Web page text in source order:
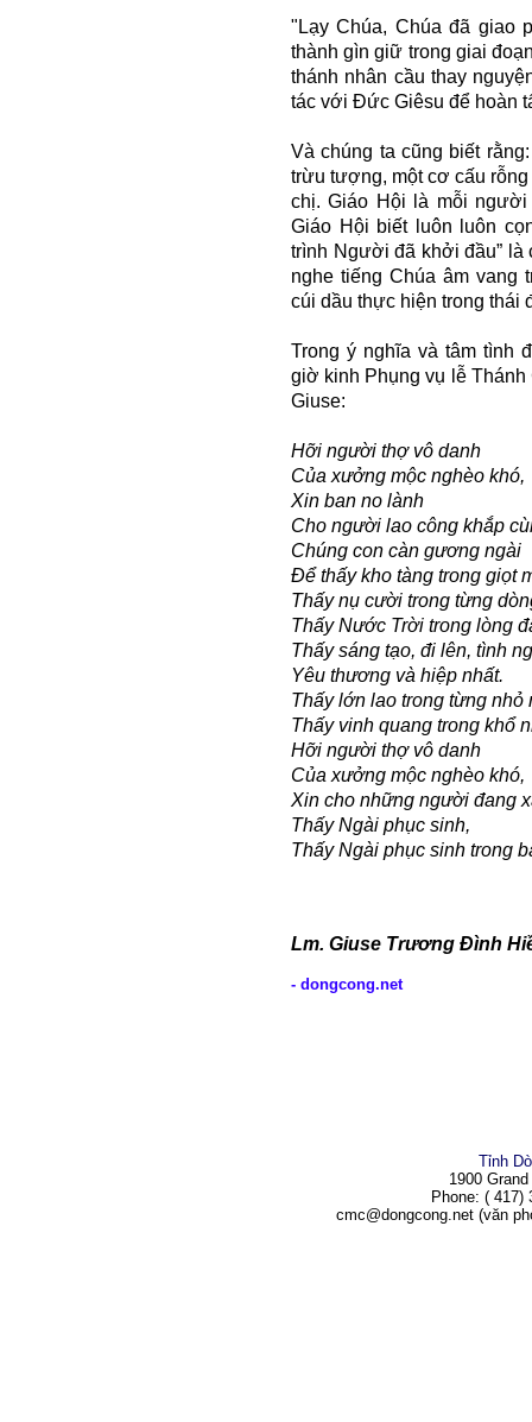
"Lạy Chúa, Chúa đã giao
thành gìn giữ trong giai
thánh nhân cầu thay
tác với Đức Giêsu để hoàn
Và chúng ta cũng biết
trừu tượng, một cơ cấu
chị. Giáo Hội là mỗi
Giáo Hội biết luôn luôn
trình Người đã khởi đầu” là
nghe tiếng Chúa âm vang
cúi dầu thực hiện trong thái
Trong ý nghĩa và tâm tình
giờ kinh Phụng vụ lễ
Giuse:
Hỡi người thợ vô danh
Của xưởng mộc nghèo khó,
Xin ban no lành
Cho người lao công khắp
Chúng con càn gương ngài
Để thấy kho tàng trong giọt
Thấy nụ cười trong từng
Thấy Nước Trời trong lòng
Thấy sáng tạo, đi lên, tình
Yêu thương và hiệp nhất.
Thấy lớn lao trong từng nhỏ
Thấy vinh quang trong khổ
Hỡi người thợ vô danh
Của xưởng mộc nghèo khó,
Xin cho những người đang
Thấy Ngài phục sinh,
Thấy Ngài phục sinh trong
Lm. Giuse Trương Đình
- dongcong.net
Tỉnh
1900
Phone: ( 417)
cmc@dongcong.net (văn